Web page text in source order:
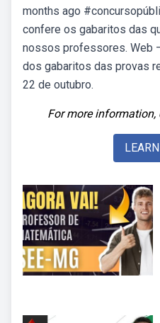
months ago
confere os gabaritos das
nossos professores. Web
dos gabaritos das provas
22 de outubro.
For more